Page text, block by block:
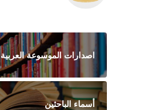
اصدارات الموسوعة العربية
أسماء الباحثين